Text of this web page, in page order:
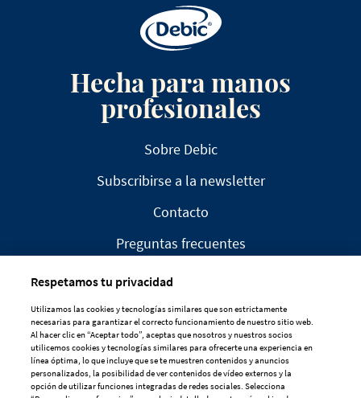
Hecha para manos
profesionales
Sobre Debic
Subscribirse a la newsletter
Contacto
Preguntas frecuentes
AVISO LEGAL
DECLARACIÓN DE PRIVACIDAD
POLÍTICA DE COOKIES
Respetamos tu privacidad
Utilizamos las cookies y tecnologías similares que son estrictamente
necesarias para garantizar el correcto funcionamiento de nuestro sitio web.
Al hacer clic en “Aceptar todo”, aceptas que nosotros y nuestros socios
utilicemos cookies y tecnologías similares para ofrecerte una experiencia en
línea óptima, lo que incluye que se te muestren contenidos y anuncios
personalizados, la posibilidad de ver contenidos de vídeo externos y la
opción de utilizar funciones integradas de redes sociales. Selecciona